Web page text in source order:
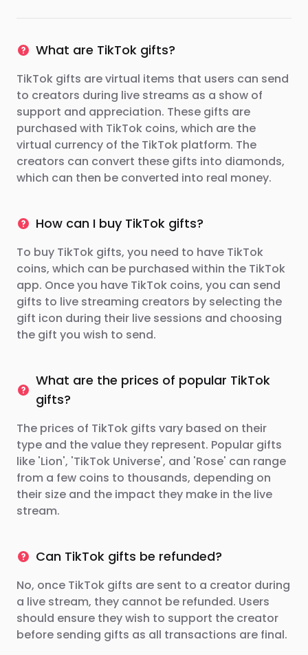
What are TikTok gifts?
TikTok gifts are virtual items that users can send
to creators during live streams as a show of
support and appreciation. These gifts are
purchased with TikTok coins, which are the
virtual currency of the TikTok platform. The
creators can convert these gifts into diamonds,
which can then be converted into real money.
How can I buy TikTok gifts?
To buy TikTok gifts, you need to have TikTok
coins, which can be purchased within the TikTok
app. Once you have TikTok coins, you can send
gifts to live streaming creators by selecting the
gift icon during their live sessions and choosing
the gift you wish to send.
What are the prices of popular TikTok
gifts?
The prices of TikTok gifts vary based on their
type and the value they represent. Popular gifts
like 'Lion', 'TikTok Universe', and 'Rose' can range
from a few coins to thousands, depending on
their size and the impact they make in the live
stream.
Can TikTok gifts be refunded?
No, once TikTok gifts are sent to a creator during
a live stream, they cannot be refunded. Users
should ensure they wish to support the creator
before sending gifts as all transactions are final.